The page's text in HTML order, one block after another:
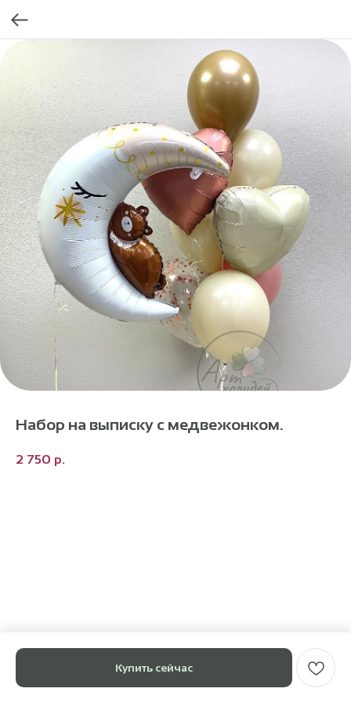
Набор на выписку с медвежонком.
2 750 р.
Купить сейчас